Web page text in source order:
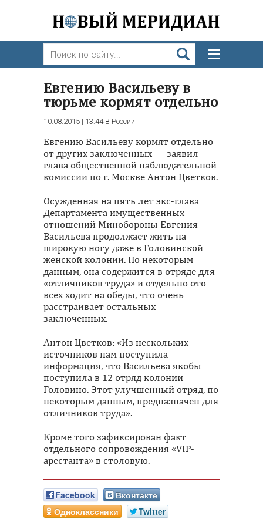
Евгению Васильеву в
тюрьме кормят отдельно
10.08.2015 | 13:44 В России
Евгению Васильеву кормят отдельно
от других заключенных — заявил
глава общественной наблюдательной
комиссии по г. Москве Антон Цветков.
Осужденная на пять лет экс-глава
Департамента имущественных
отношений Минобороны Евгения
Васильева продолжает жить на
широкую ногу даже в Головинской
женской колонии. По некоторым
данным, она содержится в отряде для
«отличников труда» и отдельно ото
всех ходит на обеды, что очень
расстраивает остальных
заключенных.
Антон Цветков: «Из нескольких
источников нам поступила
информация, что Васильева якобы
поступила в 12 отряд колонии
Головино. Этот улучшенный отряд, по
некоторым данным, предназначен для
отличников труда».
Кроме того зафиксирован факт
отдельного сопровождения «VIP-
арестанта» в столовую.
Facebook
Вконтакте
Одноклассники
Twitter